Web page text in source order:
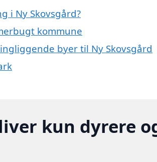
i Ny Skovsgård?
kommune
byer til Ny Skovsgård
kun dyrere